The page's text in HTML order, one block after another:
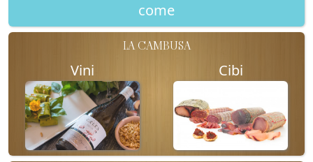
come
LA CAMBUSA
Vini Cibi